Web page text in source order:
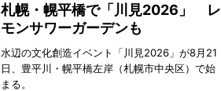
札幌・幌平橋で「川見2026」 レ
モンサワーガーデンも
水辺の文化創造イベント「川見2026」が8月21
日、豊平川・幌平橋左岸（札幌市中央区）で始
まる。